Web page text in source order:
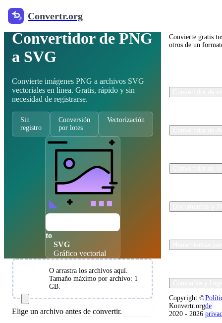
Convertr.org
Vectorizador de imágenes gratuito
Convertidor de PNG
a SVG
Convierte imágenes PNG a archivos SVG
vectoriales en línea. Gratis, rápido y sin
necesidad de registrarse.
Sin
registro
Conversión
por lotes
Vectorización
to
SVG
Gráfico vectorial
O arrastra los archivos aquí.
Tamaño máximo por archivo: 1
GB.
Elige un archivo antes de convertir.
Convierte gratis
otros de un
Copyright ©
Konvertr.org
2020 - 2026
de